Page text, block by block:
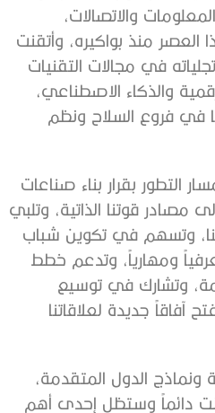
والاتصالات،
العصر منذ بواكيره، وأتقنت
في مجالات التقنيات
والذكاء الاصطناعي،
في فروع السلاح ونظم
التطور بقرار بناء صناعات
قوتنا الذاتية، وتلبي
وتسهم في تكوين شباب
ومهارياً، وتدعم خطط
وتشارك في توسيع
آفاقاً جديدة لعلاقاتنا
ونماذج الدول المتقدمة،
دائماً وستظل إحدى أهم